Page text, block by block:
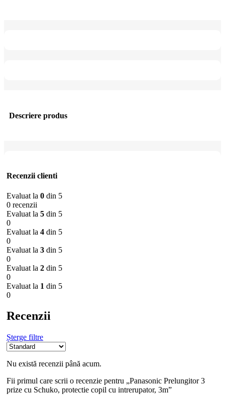
Descriere produs
Recenzii clienti
Evaluat la 0 din 5
0 recenzii
Evaluat la 5 din 5
0
Evaluat la 4 din 5
0
Evaluat la 3 din 5
0
Evaluat la 2 din 5
0
Evaluat la 1 din 5
0
Recenzii
Șterge filtre
Nu există recenzii până acum.
Fii primul care scrii o recenzie pentru „Panasonic Prelungitor 3
prize cu Schuko, protectie copil cu intrerupator, 3m”